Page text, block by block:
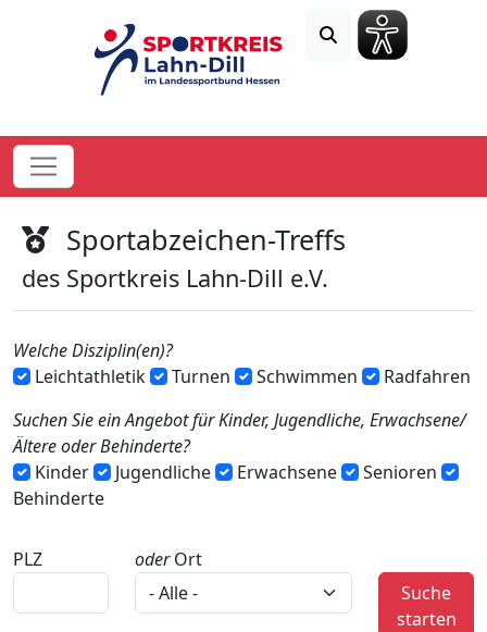
Sportabzeichen-Treffs
des Sportkreis Lahn-Dill e.V.
Welche Disziplin(en)?
Leichtathletik
Turnen Schwimmen
Radfahren
Suchen Sie ein Angebot für Kinder, Jugendliche, Erwachsene/
Ältere oder Behinderte?
Kinder
Jugendliche Erwachsene
Senioren
Behinderte
PLZ oder Ort
Suche
starten